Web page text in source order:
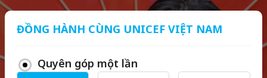
ĐỒNG HÀNH CÙNG UNICEF VIỆT NAM
Quyên góp một lần